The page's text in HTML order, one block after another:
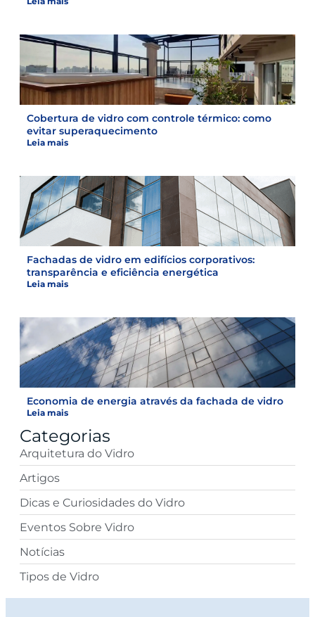
Cobertura de vidro com controle térmico: como
evitar superaquecimento
Leia mais
Fachadas de vidro em edifícios corporativos:
transparência e eficiência energética
Leia mais
Economia de energia através da fachada de vidro
Leia mais
Categorias
Arquitetura do Vidro
Artigos
Dicas e Curiosidades do Vidro
Eventos Sobre Vidro
Notícias
Tipos de Vidro